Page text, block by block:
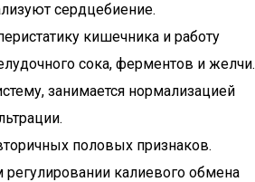
сердцебиение.
кишечника и работу
сока, ферментов и желчи.
занимается нормализацией
половых признаков.
регулировании калиевого обмена